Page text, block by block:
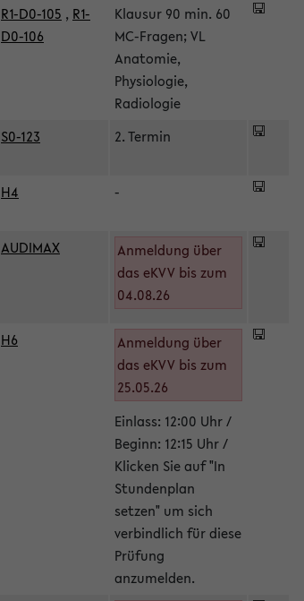
R1-D0-105 , R1-
D0-106
Klausur 90 min. 60
MC-Fragen; VL
Anatomie,
Physiologie,
Radiologie
S0-123 2. Termin
H4 -
AUDIMAX
Anmeldung über
das eKVV bis zum
04.08.26
H6
Anmeldung über
das eKVV bis zum
25.05.26
Einlass: 12:00 Uhr /
Beginn: 12:15 Uhr /
Klicken Sie auf "In
Stundenplan
setzen" um sich
verbindlich für diese
Prüfung
anzumelden.